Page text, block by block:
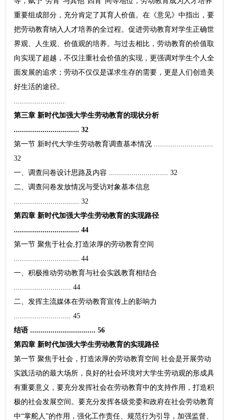
重要组成部分，充分肯定了其育人价值。在《意见》中指出，要
把劳动教育纳入人才培养的全过程。促进劳动教育对学生正确世
界观、人生观、价值观的培养。与过去相比，劳动教育的价值取
向实现了超越，不仅注重社会价值的实现，更强调对学生个人全
面发展的追求；劳动不仅仅是谋求生存的需要，更是人们创造美
好生活的途径。
第三章 新时代加强大学生劳动教育的现状分析
................................ 32
第一节 新时代大学生劳动教育调查基本情况 .............................
32
一、调查问卷设计思路及内容 ............................. 32
二、调查问卷发放情况与受访对象基本信息
................................ 32
第四章 新时代加强大学生劳动教育的实现路径
................................ 44
第一节 聚焦于社会,打造浓厚的劳动教育空间
................................ 44
一、积极推动劳动教育与社会实践教育相结合
............................ 44
二、发挥主流媒体在劳动教育宣传上的影响力
............................ 45
结语 ................................ 56
第四章 新时代加强大学生劳动教育的实现路径
第一节 聚焦于社会，打造浓厚的劳动教育空间 社会是开展劳动
实践活动的最大场所，良好的社会环境对大学生劳动观的形成具
有重要意义，要充分发挥社会在劳动教育中的支持作用，打造积
极的社会发展空间。要充分发挥各级党委和政府在社会劳动教育
中“掌舵人”的作用，强化工作责任、规范行为引导，加强监督、